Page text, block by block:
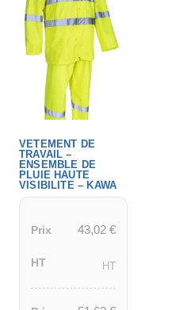
VETEMENT DE
TRAVAIL –
ENSEMBLE DE
PLUIE HAUTE
VISIBILITE – KAWA
Prix
HT
43,02 €
HT